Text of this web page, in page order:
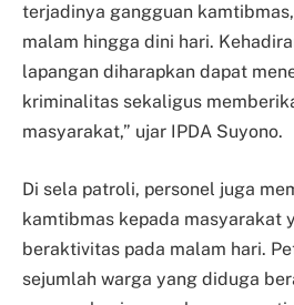
terjadinya gangguan
malam hingga dini hari.
lapangan diharapkan dapat
kriminalitas sekaligus
masyarakat,” ujar IPDA Suyono.
Di sela patroli, personel juga
kamtibmas kepada masyarakat
beraktivitas pada malam hari.
sejumlah warga yang diduga